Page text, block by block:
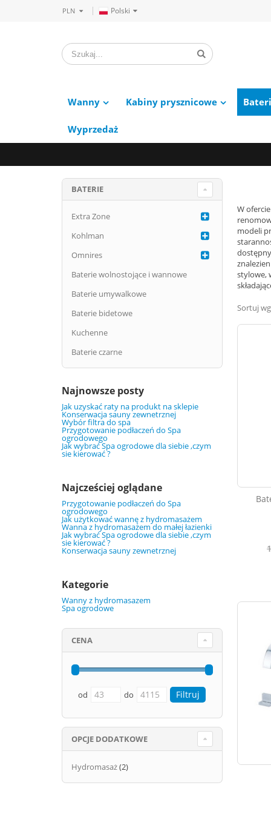
PLN Polski
Wanny Kabiny prysznicowe
Wyprzedaż
W
modeli
stylowe,
Sortuj
BATERIE
Extra Zone
Kohlman
Omnires
Baterie wolnostojące i wannowe
Baterie umywalkowe
Baterie bidetowe
Kuchenne
Baterie czarne
Najnowsze posty
Jak uzyskać raty na produkt na sklepie
Konserwacja sauny zewnetrznej
Wybór filtra do spa
Przygotowanie podłaczeń do Spa
ogrodowego
Jak wybrać Spa ogrodowe dla siebie ,czym
sie kierować ?
Najcześciej oglądane
Przygotowanie podłaczeń do Spa
ogrodowego
Jak użytkować wannę z hydromasażem
Wanna z hydromasażem do małej łazienki
Jak wybrać Spa ogrodowe dla siebie ,czym
sie kierować ?
Konserwacja sauny zewnetrznej
Kategorie
Wanny z hydromasazem
Spa ogrodowe
CENA
od do
OPCJE DODATKOWE
Hydromasaż(2)